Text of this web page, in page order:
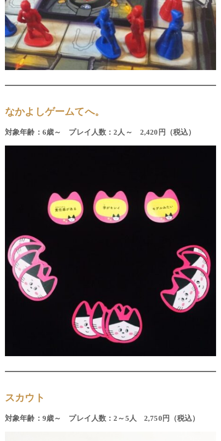
なかよしゲームてへ。
対象年齢：6歳～ プレイ人数：2人～ 2,420円（税込）
スカウト
対象年齢：9歳～ プレイ人数：2～5人 2,750円（税込）